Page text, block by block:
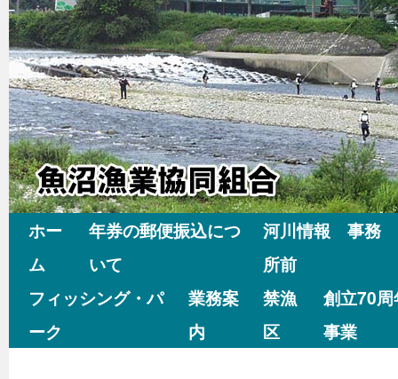
ホー
ム
年券の郵便振込につ
いて
河川情報 事務
所前
フィッシング・パ
ーク
業務案
内
禁漁
区
創立70
事業